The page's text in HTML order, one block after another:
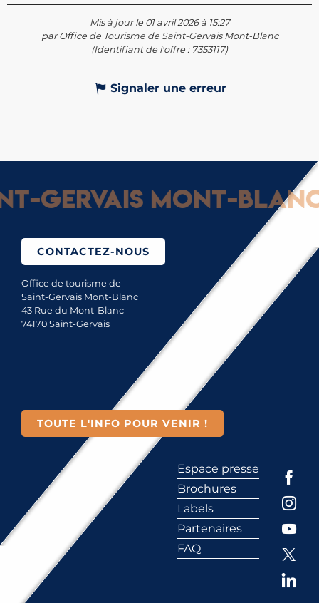
Mis à jour le 01 avril 2026 à 15:27
par Office de Tourisme de Saint-Gervais Mont-Blanc
(Identifiant de l'offre : 7353117)
Signaler une erreur
Mont-Blanc :
CONTACTEZ-NOUS
Office de tourisme de
Saint-Gervais Mont-Blanc
43 Rue du Mont-Blanc
74170 Saint-Gervais
TOUTE L'INFO POUR VENIR !
Espace presse
Brochures
Labels
Partenaires
FAQ